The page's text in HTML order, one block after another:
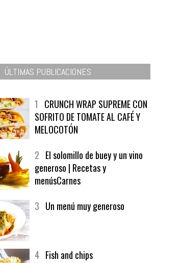
ÚLTIMAS PUBLICACIONES
SOFRITO DE TOMATE AL CAFÉ Y
MELOCOTÓN
generoso | Recetas y